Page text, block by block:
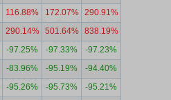
116.88% 172.07%
290.91%
290.14% 501.64%
838.19%
-97.25% -97.33%
-97.23%
-83.96% -95.19%
-94.40%
-95.26% -95.73%
-95.21%